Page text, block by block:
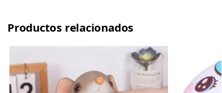
Productos relacionados